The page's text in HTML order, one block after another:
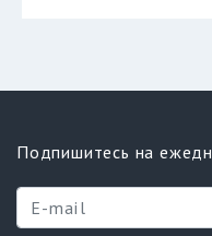
Подпишитесь на